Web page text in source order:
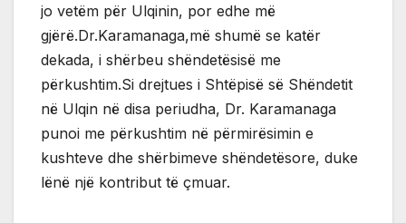
jo vetëm për Ulqinin, por edhe më
gjërë.Dr.Karamanaga,më shumë se katër
dekada, i shërbeu shëndetësisë me
përkushtim.Si drejtues i Shtëpisë së Shëndetit
në Ulqin në disa periudha, Dr. Karamanaga
punoi me përkushtim në përmirësimin e
kushteve dhe shërbimeve shëndetësore, duke
lënë një kontribut të çmuar.